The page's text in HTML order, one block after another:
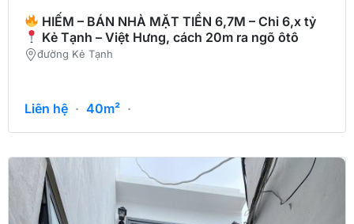
HIẾM – BÁN NHÀ MẶT TIỀN 6,7M – Chỉ 6,x tỷ
Kẻ Tạnh – Việt Hưng, cách 20m ra ngõ ôtô
đường Kẻ Tạnh
Liên hệ · 40m² ·